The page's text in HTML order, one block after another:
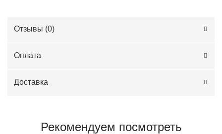
Отзывы (0)
Оплата
Доставка
Рекомендуем посмотреть